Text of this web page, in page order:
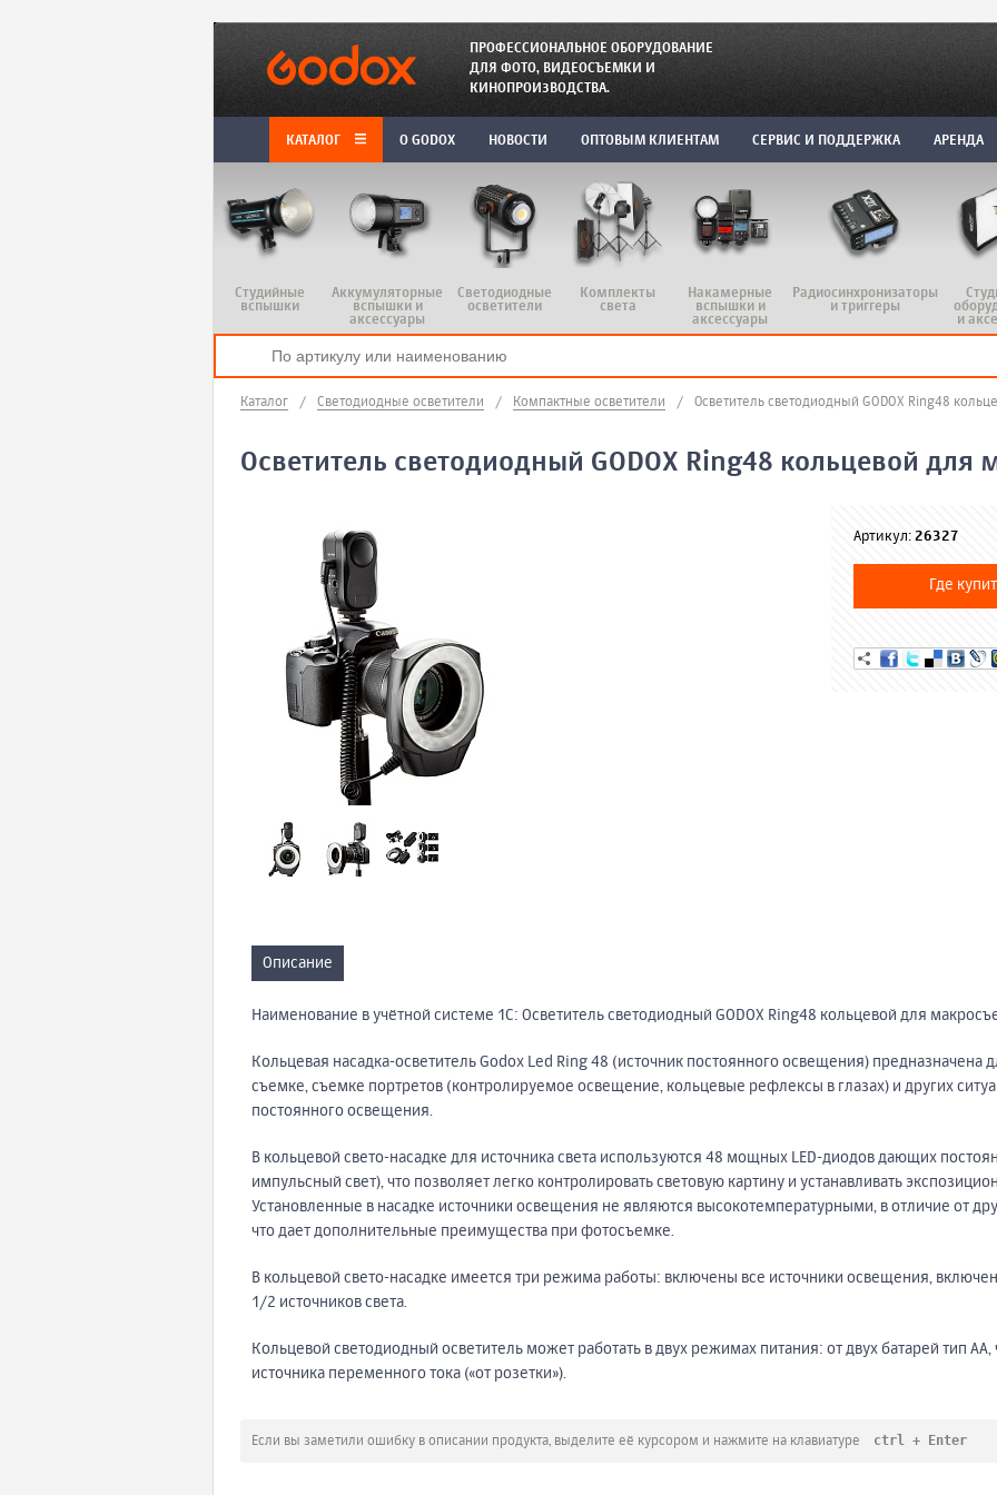
ПРОФЕССИОНАЛЬНОЕ ОБОРУДОВАНИЕ
ДЛЯ ФОТО, ВИДЕОСЪЕМКИ И
КИНОПРОИЗВОДСТВА.
КАТАЛОГ O GODOX НОВОСТИ ОПТОВЫМ КЛИЕНТАМ СЕРВИС И ПОДДЕРЖКА АРЕНДА
Студийные
вспышки
Аккумуляторные
вспышки и
аксессуары
Светодиодные
осветители
Комплекты
света
Накамерные
вспышки и
аксессуары
Радиосинхронизаторы
и триггеры
и
Каталог / Светодиодные осветители / Компактные осветители / Осветитель светодиодный GODOX Ring48
Осветитель светодиодный GODOX Ring48 кольцевой для
Артикул: 26327
Где
Описание
Наименование в учётной системе 1С: Осветитель светодиодный GODOX Ring48 кольцевой для
Кольцевая насадка-осветитель Godox Led Ring 48 (источник постоянного освещения) предназначена
съемке, съемке портретов (контролируемое освещение, кольцевые рефлексы в глазах) и других
постоянного освещения.
В кольцевой свето-насадке для источника света используются 48 мощных LED-диодов дающих
импульсный свет), что позволяет легко контролировать световую картину и устанавливать
Установленные в насадке источники освещения не являются высокотемпературными, в отличие от
что дает дополнительные преимущества при фотосъемке.
В кольцевой свето-насадке имеется три режима работы: включены все источники освещения,
1/2 источников света.
Кольцевой светодиодный осветитель может работать в двух режимах питания: от двух батарей тип
источника переменного тока («от розетки»).
Если вы заметили ошибку в описании продукта, выделите её курсором и нажмите на клавиатуре ctrl + Enter